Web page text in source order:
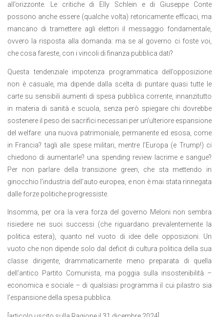
all’orizzonte. Le critiche di Elly Schlein e di Giuseppe Conte
possono anche essere (qualche volta) retoricamente efficaci, ma
mancano di tramettere agli elettori il messaggio fondamentale,
ovvero la risposta alla domanda: ma se al governo ci foste voi,
che cosa fareste, con i vincoli di finanza pubblica dati?
Questa tendenziale impotenza programmatica dell’opposizione
non è casuale, ma dipende dalla scelta di puntare quasi tutte le
carte su sensibili aumenti di spesa pubblica corrente, innanzitutto
in materia di sanità e scuola, senza però spiegare chi dovrebbe
sostenere il peso dei sacrifici necessari per un’ulteriore espansione
del welfare: una nuova patrimoniale, permanente ed esosa, come
in Francia? tagli alle spese militari, mentre l’Europa (e Trump!) ci
chiedono di aumentarle? una spending review lacrime e sangue?
Per non parlare della transizione green, che sta mettendo in
ginocchio l’industria dell’auto europea, e non è mai stata rinnegata
dalle forze politiche progressiste.
Insomma, per ora la vera forza del governo Meloni non sembra
risiedere nei suoi successi (che riguardano prevalentemente la
politica estera), quanto nel vuoto di idee delle opposizioni. Un
vuoto che non dipende solo dal deficit di cultura politica della sua
classe dirigente, drammaticamente meno preparata di quella
dell’antico Partito Comunista, ma poggia sulla insostenibilità –
economica e sociale – di qualsiasi programma il cui pilastro sia
l’espansione della spesa pubblica.